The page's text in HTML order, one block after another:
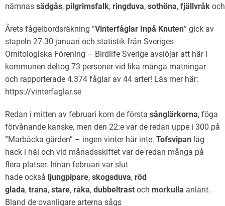
nämnas sädgås, pilgrimsfalk, ringduva, sothöna, fjällvråk
Årets fågelbordsräkning ”Vinterfåglar Inpå Knuten” gick av
stapeln 27-30 januari och statistik från Sveriges
Ornitologiska Förening – Birdlife Sverige avslöjar att här i
kommunen deltog 73 personer vid lika många matningar
och rapporterade 4.374 fåglar av 44 arter! Läs mer här:
https://vinterfaglar.se
Redan i mitten av februari kom de första sånglärkorna, föga
förvånande kanske, men den 22:e var de redan uppe i 300 på
”Marbäcka gärden” – ingen vinter här inte. Tofsvipan låg
hack i häl och vid månadsskiftet var de redan många på
flera platser. Innan februari var slut
hade också ljungpipare, skogsduva, röd
glada, trana, stare, råka, dubbeltrast och morkulla anlänt.
Bland de ovanligare arterna sågs